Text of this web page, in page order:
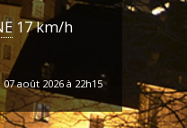
17km/h
août 2026 à 22h15